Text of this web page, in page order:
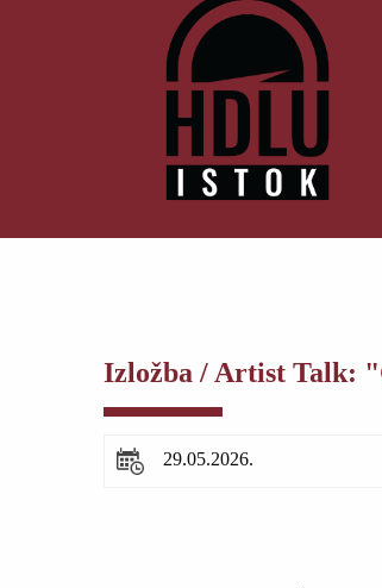
Izložba / Artist Talk:
29.05.2026.